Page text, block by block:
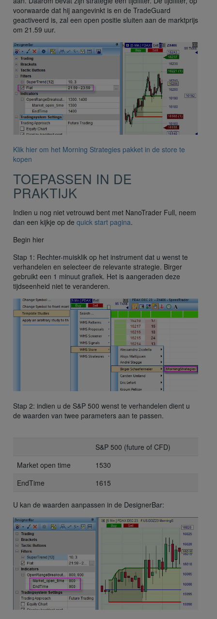
voorwaarde dat hij aangevinkt is en de TradeGuard
geactiveerd is, zal een open positie sluiten aan de marktprijs
om 21.59 uur.
Klik hier om het Morning Strategies pakket in de store te
kopen
TOEPASSEN IN DE
PRAKTIJK
Indien u nog niet vetrouwd bent met NanoTrader Full, neem
dan een kijkje op de quick start pagina.
Begin hier
Stap 1: Rechter-muisklik op het instrument dat u wenst te
verhandelen en selecteer de relevante strategie. Birger
gebruikt een 1 minuut grafiek. Het is aangeraden deze
tijdseenheid niet te veranderen.
Stap 2: indien u de S&P 500 wenst te verhandelen dient u
de waarden van twee parameters aan te passen.
S&P 500 (future of CFD)
Market open time
1530
EndTime
1615
U kan de waarden aanpassen in de DesignerBar: